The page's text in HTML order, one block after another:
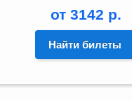
от 3142 р.
Найти билеты